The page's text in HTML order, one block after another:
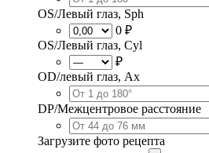
OS/Левый глаз, Sph
0 ₽
OS/Левый глаз, Cyl
₽
OD/левый глаз, Ax
DP/Межцентровое расстояние
Загрузите фото рецепта